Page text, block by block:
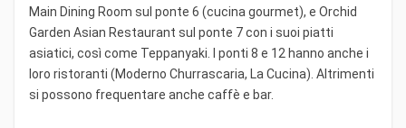
Main Dining Room sul ponte 6 (cucina gourmet), e Orchid
Garden Asian Restaurant sul ponte 7 con i suoi piatti
asiatici, così come Teppanyaki. I ponti 8 e 12 hanno anche i
loro ristoranti (Moderno Churrascaria, La Cucina). Altrimenti
si possono frequentare anche caffè e bar.